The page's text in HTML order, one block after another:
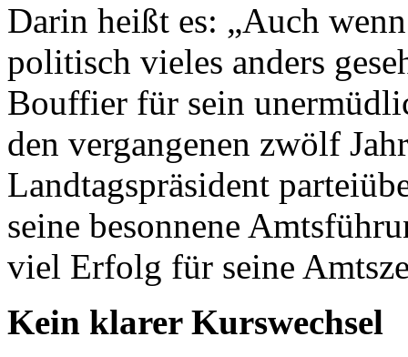
Darin heißt es: „Auch
politisch vieles anders
Bouffier für sein
den vergangenen zwölf
Landtagspräsident
seine besonnene
viel Erfolg für seine
Kein klarer Kurswechsel